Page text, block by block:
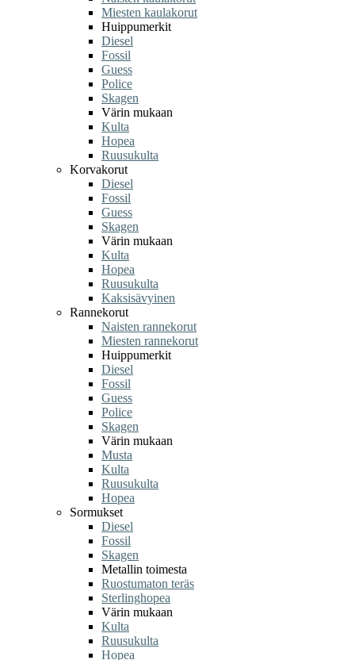
Miesten kaulakorut
Huippumerkit
Diesel
Fossil
Guess
Police
Skagen
Värin mukaan
Kulta
Hopea
Ruusukulta
Korvakorut
Diesel
Fossil
Guess
Skagen
Värin mukaan
Kulta
Hopea
Ruusukulta
Kaksisävyinen
Rannekorut
Naisten rannekorut
Miesten rannekorut
Huippumerkit
Diesel
Fossil
Guess
Police
Skagen
Värin mukaan
Musta
Kulta
Ruusukulta
Hopea
Sormukset
Diesel
Fossil
Skagen
Metallin toimesta
Ruostumaton teräs
Sterlinghopea
Värin mukaan
Kulta
Ruusukulta
Hopea